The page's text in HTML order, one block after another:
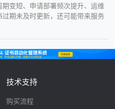
变短、申请部署频次提升、运维
期未及时更新，还可能带来服务
技术支持
购买流程